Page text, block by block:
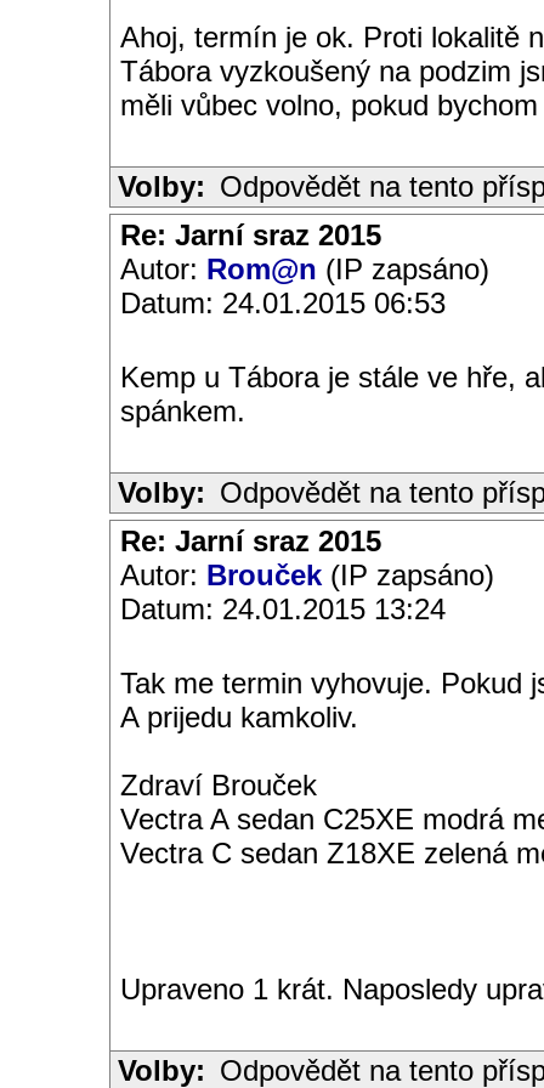
Ahoj, termín je ok. Proti lokalitě
Tábora vyzkoušený na podzim
měli vůbec volno, pokud
Volby: Odpovědět na tento
Re: Jarní sraz 2015
Autor: Rom@n (IP zapsáno)
Datum: 24.01.2015 06:53
Kemp u Tábora je stále ve hře,
spánkem.
Volby: Odpovědět na tento
Re: Jarní sraz 2015
Autor: Brouček (IP zapsáno)
Datum: 24.01.2015 13:24
Tak me termin vyhovuje. Pokud
A prijedu kamkoliv.
Zdraví Brouček
Vectra A sedan C25XE modrá
Vectra C sedan Z18XE zelená
Upraveno 1 krát. Naposledy
Volby: Odpovědět na tento